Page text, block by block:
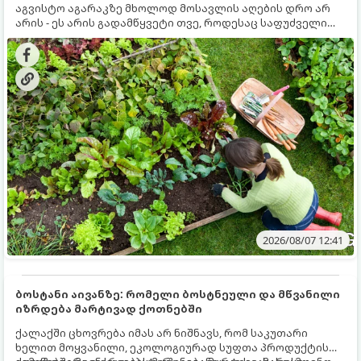
აგვისტო აგარაკზე მხოლოდ მოსავლის აღების დრო არ
არის - ეს არის გადამწყვეტი თვე, როდესაც საფუძველი
ეყრება მომავალი წლის მოსავალს და ბაღი მზადდება
შემოდგომა-ზამთრის სეზონისთვის. იმისათვის, რომ
ნიადაგმა ენერგია აღიდგინოს, ხოლო მცენარეებმა
ზამთარს გაუძლონ, აგვისტოს ბოლომდე 5
მნიშვნელოვანი საქმის გაკეთება უნდა მოასწროთ:
2026/08/07 12:41
ბოსტანი აივანზე: რომელი ბოსტნეული და მწვანილი
იზრდება მარტივად ქოთნებში
ქალაქში ცხოვრება იმას არ ნიშნავს, რომ საკუთარი
ხელით მოყვანილი, ეკოლოგიურად სუფთა პროდუქტის